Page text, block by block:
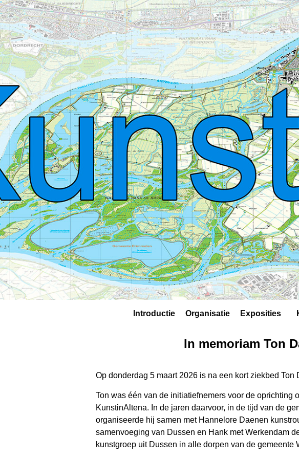
Introductie Organisatie Exposities
In memoriam Ton
Op donderdag 5 maart 2026 is na een kort ziekbed Ton
Ton was één van de initiatiefnemers voor de oprichting
KunstinAltena. In de jaren daarvoor, in de tijd van de
organiseerde hij samen met Hannelore Daenen
samenvoeging van Dussen en Hank met Werkendam
kunstgroep uit Dussen in alle dorpen van de gemeente